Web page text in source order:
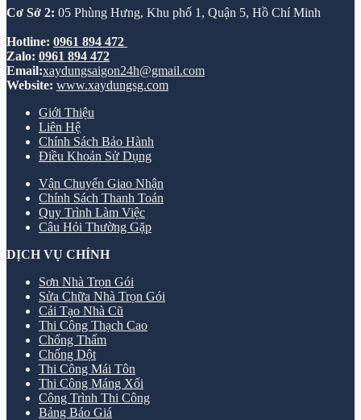
Cơ Sở 2: 05 Phùng Hưng, Khu phố 1, Quận 5, Hồ Chí Minh
Hotline: 0961 894 472
Zalo: 0961 894 472
Email:xaydungsaigon24h@gmail.com
Website: www.xaydungsg.com
Giới Thiệu
Liên Hệ
Chính Sách Bảo Hành
Điều Khoản Sử Dụng
Vận Chuyển Giao Nhận
Chính Sách Thanh Toán
Quy Trình Làm Việc
Câu Hỏi Thường Gặp
DỊCH VỤ CHÍNH
Sơn Nhà Trọn Gói
Sửa Chữa Nhà Trọn Gói
Cải Tạo Nhà Cũ
Thi Công Thạch Cao
Chống Thấm
Chống Dột
Thi Công Mái Tôn
Thi Công Máng Xối
Công Trình Thi Công
Bảng Báo Giá